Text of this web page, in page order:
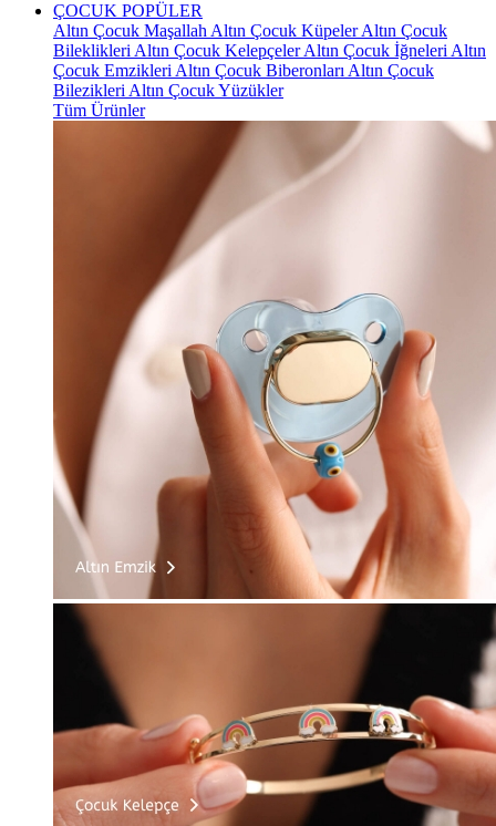
ÇOCUK POPÜLER
Altın Çocuk Maşallah Altın Çocuk KüpelerAltın Çocuk
Bileklikleri Altın Çocuk KelepçelerAltın Çocuk İğneleri Altın
Çocuk Emzikleri Altın Çocuk Biberonları Altın Çocuk
Bilezikleri Altın Çocuk Yüzükler
Tüm Ürünler